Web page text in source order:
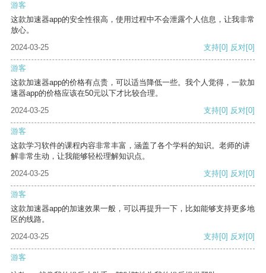
游客
这款加速器app的安全性很高，使用过程中不会泄露个人信息，让我非常
放心。
2024-03-25
支持[0] 反对[0]
游客
这款加速器app的价格有点贵，可以适当降低一些。我个人觉得，一款加
速器app的价格应该在50元以下才比较合理。
2024-03-25
支持[0] 反对[0]
游客
这款学习软件的课程内容非常丰富，涵盖了各个学科的知识。老师的讲
解非常生动，让我能够轻松理解知识点。
2024-03-25
支持[0] 反对[0]
游客
这款加速器app的加速效果一般，可以再提升一下，比如能够支持更多地
区的线路。
2024-03-25
支持[0] 反对[0]
游客